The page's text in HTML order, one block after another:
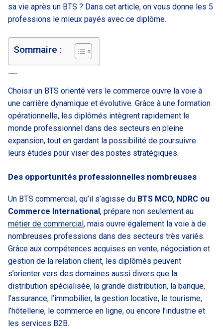
sa vie après un BTS ? Dans cet article, on vous donne les 5
professions le mieux payés avec ce diplôme.
Sommaire :
Commercial
Choisir un BTS orienté vers le commerce ouvre la voie à
une carrière dynamique et évolutive. Grâce à une formation
opérationnelle, les diplômés intègrent rapidement le
monde professionnel dans des secteurs en pleine
expansion, tout en gardant la possibilité de poursuivre
leurs études pour viser des postes stratégiques.
Des opportunités professionnelles nombreuses
Un BTS commercial, qu’il s’agisse du BTS MCO, NDRC ou
Commerce International, prépare non seulement au
métier de commercial, mais ouvre également la voie à de
nombreuses professions dans des secteurs très variés.
Grâce aux compétences acquises en vente, négociation et
gestion de la relation client, les diplômés peuvent
s’orienter vers des domaines aussi divers que la
distribution spécialisée, la grande distribution, la banque,
l’assurance, l’immobilier, la gestion locative, le tourisme,
l’hôtellerie, le commerce en ligne, ou encore l’industrie et
les services B2B.